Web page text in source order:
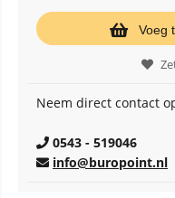
Voeg
Neem direct contact
0543 - 519046
info@buropoint.nl